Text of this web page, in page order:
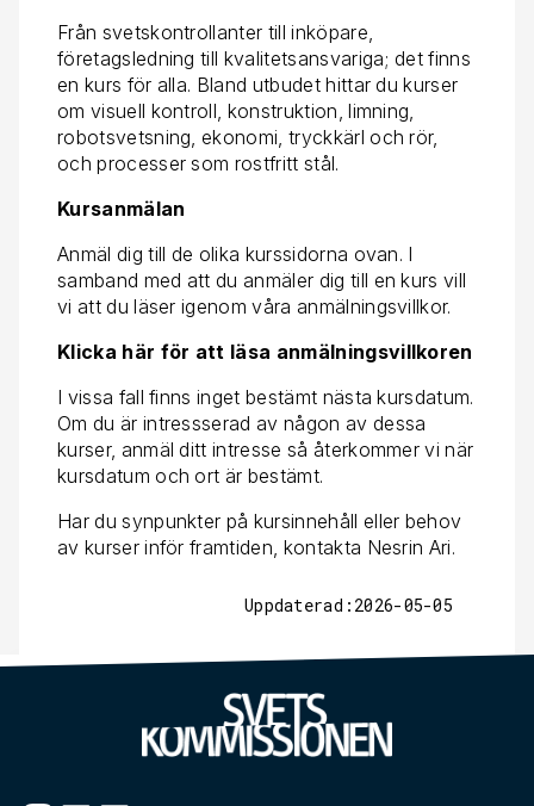
Från svetskontrollanter till inköpare,
företagsledning till kvalitetsansvariga; det finns
en kurs för alla. Bland utbudet hittar du kurser
om visuell kontroll, konstruktion, limning,
robotsvetsning, ekonomi, tryckkärl och rör,
och processer som rostfritt stål.
Kursanmälan
Anmäl dig till de olika kurssidorna ovan. I
samband med att du anmäler dig till en kurs vill
vi att du läser igenom våra anmälningsvillkor.
Klicka här för att läsa anmälningsvillkoren
I vissa fall finns inget bestämt nästa kursdatum.
Om du är intressserad av någon av dessa
kurser, anmäl ditt intresse så återkommer vi när
kursdatum och ort är bestämt.
Har du synpunkter på kursinnehåll eller behov
av kurser inför framtiden, kontakta Nesrin Ari.
Uppdaterad:2026-05-05